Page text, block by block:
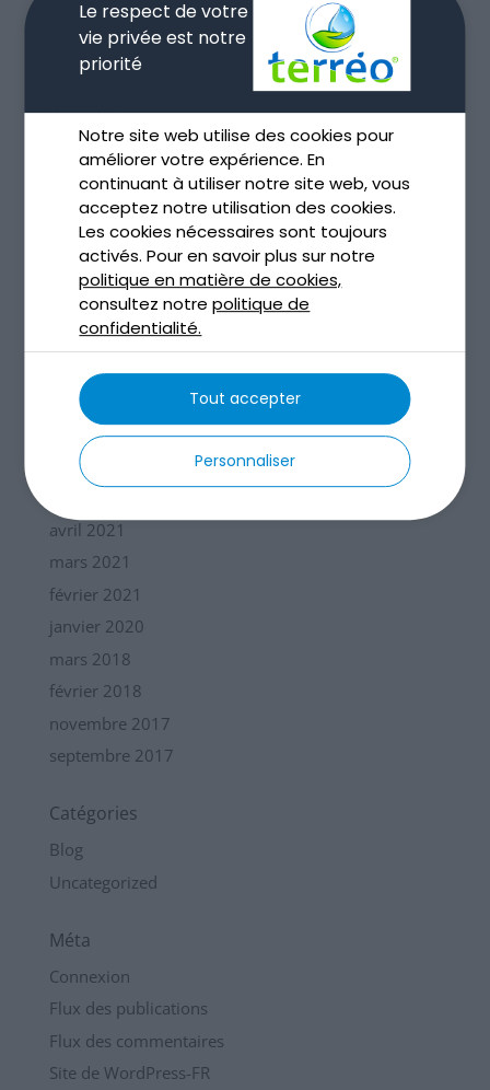
Le respect de votre
vie privée est notre
priorité
Notre site web utilise des cookies pour
améliorer votre expérience. En
continuant à utiliser notre site web, vous
acceptez notre utilisation des cookies.
Les cookies nécessaires sont toujours
activés. Pour en savoir plus sur notre
politique en matière de cookies,
consultez notrepolitique de
confidentialité.
Personnaliser
Tout accepter
septembre 2023
août 2023
juillet 2023
mai 2023
avril 2023
mars 2023
février 2023
janvier 2023
décembre 2022
novembre 2022
octobre 2022
septembre 2022
août 2022
juillet 2022
juin 2022
avril 2021
mars 2021
février 2021
janvier 2020
mars 2018
février 2018
novembre 2017
septembre 2017
Catégories
Blog
Uncategorized
Méta
Connexion
Flux des publications
Flux des commentaires
Site de WordPress-FR